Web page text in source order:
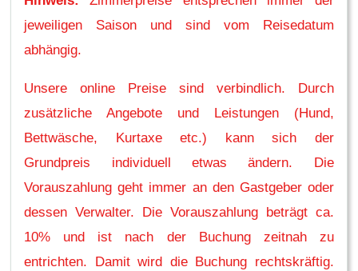
jeweiligen Saison und sind vom Reisedatum
abhängig.
Unsere online Preise sind verbindlich. Durch
zusätzliche Angebote und Leistungen (Hund,
Bettwäsche, Kurtaxe etc.) kann sich der
Grundpreis individuell etwas ändern. Die
Vorauszahlung geht immer an den Gastgeber oder
dessen Verwalter. Die Vorauszahlung beträgt ca.
10% und ist nach der Buchung zeitnah zu
entrichten. Damit wird die Buchung rechtskräftig.